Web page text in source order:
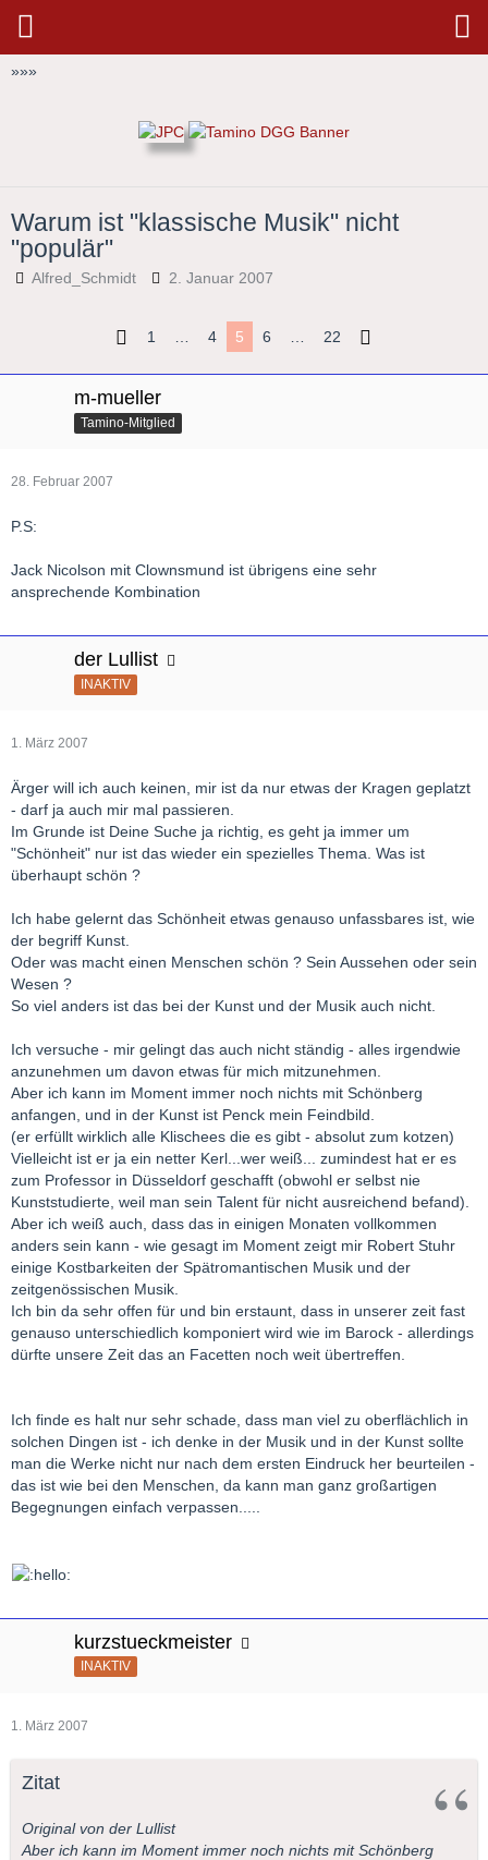
»»»
Warum ist "klassische Musik" nicht
"populär"
Alfred_Schmidt 2. Januar 2007
1 … 4 5 6 … 22
m-mueller
Tamino-Mitglied
28. Februar 2007
P.S:
Jack Nicolson mit Clownsmund ist übrigens eine sehr
ansprechende Kombination
der Lullist
INAKTIV
1. März 2007
Ärger will ich auch keinen, mir ist da nur etwas der Kragen geplatzt
- darf ja auch mir mal passieren.
Im Grunde ist Deine Suche ja richtig, es geht ja immer um
"Schönheit" nur ist das wieder ein spezielles Thema. Was ist
überhaupt schön ?
Ich habe gelernt das Schönheit etwas genauso unfassbares ist, wie
der begriff Kunst.
Oder was macht einen Menschen schön ? Sein Aussehen oder sein
Wesen ?
So viel anders ist das bei der Kunst und der Musik auch nicht.
Ich versuche - mir gelingt das auch nicht ständig - alles irgendwie
anzunehmen um davon etwas für mich mitzunehmen.
Aber ich kann im Moment immer noch nichts mit Schönberg
anfangen, und in der Kunst ist Penck mein Feindbild.
(er erfüllt wirklich alle Klischees die es gibt - absolut zum kotzen)
Vielleicht ist er ja ein netter Kerl...wer weiß... zumindest hat er es
zum Professor in Düsseldorf geschafft (obwohl er selbst nie
Kunststudierte, weil man sein Talent für nicht ausreichend befand).
Aber ich weiß auch, dass das in einigen Monaten vollkommen
anders sein kann - wie gesagt im Moment zeigt mir Robert Stuhr
einige Kostbarkeiten der Spätromantischen Musik und der
zeitgenössischen Musik.
Ich bin da sehr offen für und bin erstaunt, dass in unserer zeit fast
genauso unterschiedlich komponiert wird wie im Barock - allerdings
dürfte unsere Zeit das an Facetten noch weit übertreffen.
Ich finde es halt nur sehr schade, dass man viel zu oberflächlich in
solchen Dingen ist - ich denke in der Musik und in der Kunst sollte
man die Werke nicht nur nach dem ersten Eindruck her beurteilen -
das ist wie bei den Menschen, da kann man ganz großartigen
Begegnungen einfach verpassen.....
kurzstueckmeister
INAKTIV
1. März 2007
Zitat
Original von der Lullist
Aber ich kann im Moment immer noch nichts mit Schönberg